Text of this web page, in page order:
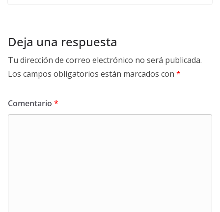
Deja una respuesta
Tu dirección de correo electrónico no será publicada.
Los campos obligatorios están marcados con *
Comentario *